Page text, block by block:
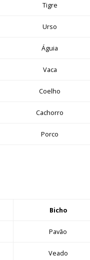
Tigre
Urso
Águia
Vaca
Coelho
Cachorro
Porco
Bicho
Pavão
Veado